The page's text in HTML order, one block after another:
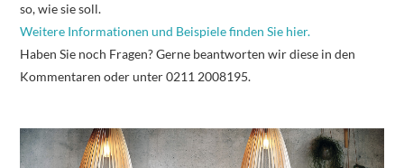
so, wie sie soll.
Weitere Informationen und Beispiele finden Sie hier.
Haben Sie noch Fragen? Gerne beantworten wir diese in den
Kommentaren oder unter 0211 2008195.